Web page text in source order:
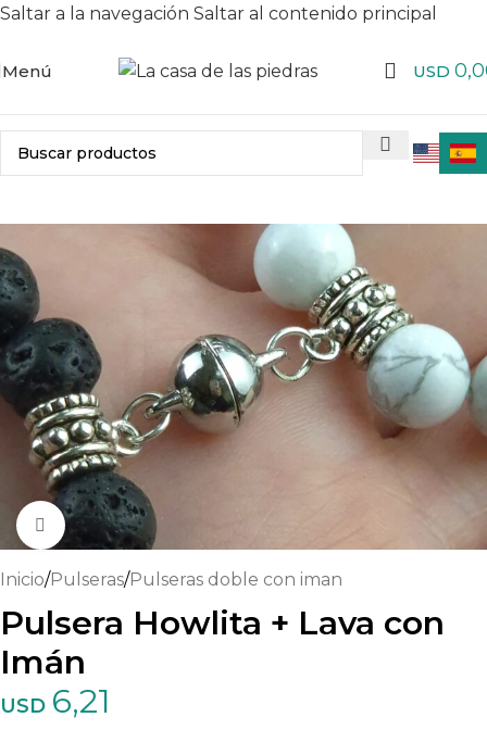
Saltar a la navegación Saltar al contenido principal
Menú USD
Haga clic para ampliar
Inicio/Pulseras/Pulseras doble con iman
Pulsera Howlita + Lava con
Imán
USD 6,21